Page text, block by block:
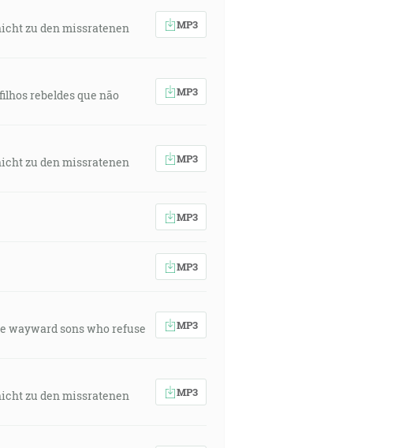
zu den missratenen
MP3
rebeldes que não
MP3
zu den missratenen
MP3
MP3
MP3
wayward sons who refuse
MP3
zu den missratenen
MP3